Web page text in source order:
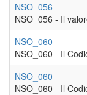
NSO_056
NSO_056 - Il
NSO_060
NSO_060 - Il
NSO_060
NSO_060 - Il